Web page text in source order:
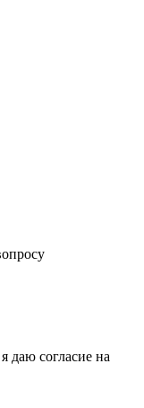
даю согласие на